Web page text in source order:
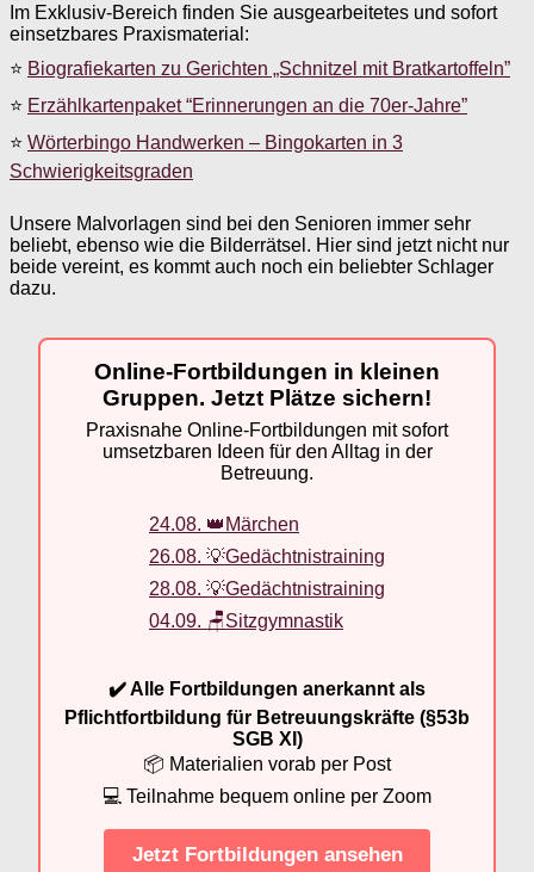
Im Exklusiv-Bereich finden Sie ausgearbeitetes und sofort
einsetzbares Praxismaterial:
⭐ Biografiekarten zu Gerichten „Schnitzel mit Bratkartoffeln”
⭐ Erzählkartenpaket “Erinnerungen an die 70er-Jahre”
⭐ Wörterbingo Handwerken – Bingokarten in 3
Schwierigkeitsgraden
Unsere Malvorlagen sind bei den Senioren immer sehr
beliebt, ebenso wie die Bilderrätsel. Hier sind jetzt nicht nur
beide vereint, es kommt auch noch ein beliebter Schlager
dazu.
Online-Fortbildungen in kleinen
Gruppen. Jetzt Plätze sichern!
Praxisnahe Online-Fortbildungen mit sofort
umsetzbaren Ideen für den Alltag in der
Betreuung.
24.08. 👑Märchen
26.08. 💡Gedächtnistraining
28.08. 💡Gedächtnistraining
04.09. 🪑Sitzgymnastik
✔️ Alle Fortbildungen anerkannt als
Pflichtfortbildung für Betreuungskräfte (§53b
SGB XI)
📦 Materialien vorab per Post
💻 Teilnahme bequem online per Zoom
Jetzt Fortbildungen ansehen